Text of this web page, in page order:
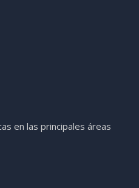
en las principales áreas